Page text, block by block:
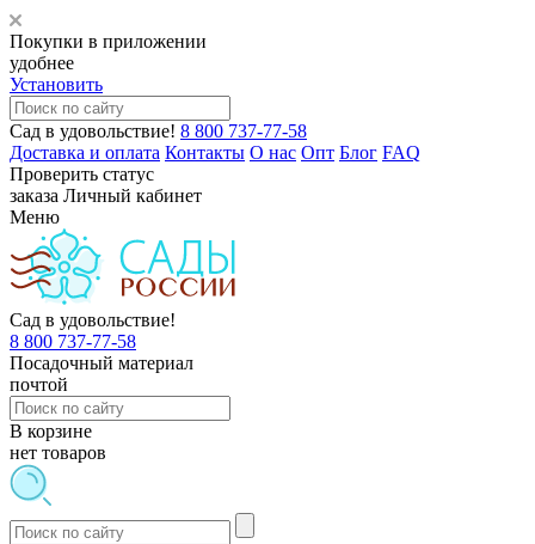
Покупки в приложении
удобнее
Установить
Сад в удовольствие! 8 800 737-77-58
Доставка и оплата Контакты О нас Опт Блог FAQ
Проверить статус
заказа Личный кабинет
Меню
Сад в удовольствие!
8 800 737-77-58
Посадочный материал
почтой
В корзине
нет товаров